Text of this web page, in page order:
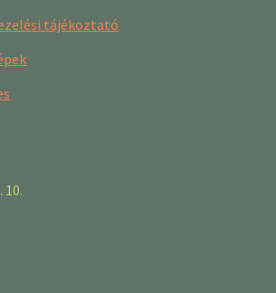
tájékoztató
10.